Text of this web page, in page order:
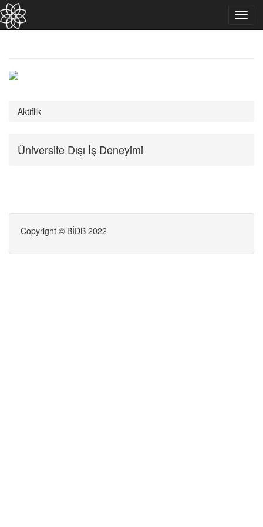
Aktiflik
Üniversite Dışı İş Deneyimi
Copyright © BİDB 2022